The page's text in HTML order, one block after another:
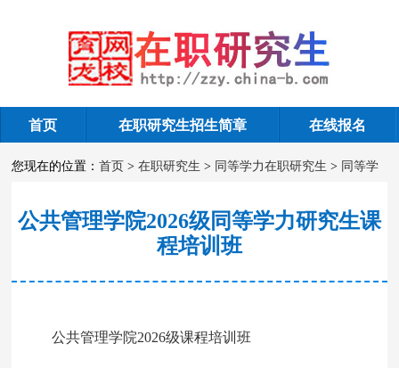
同等学力问答
首页 在职研究生招生简章 在线报名
您现在的位置：首页 >在职研究生 > 同等学力在职研究生 > 同等学
公共管理学院2026级同等学力研究生课
程培训班
公共管理学院2026级课程培训班